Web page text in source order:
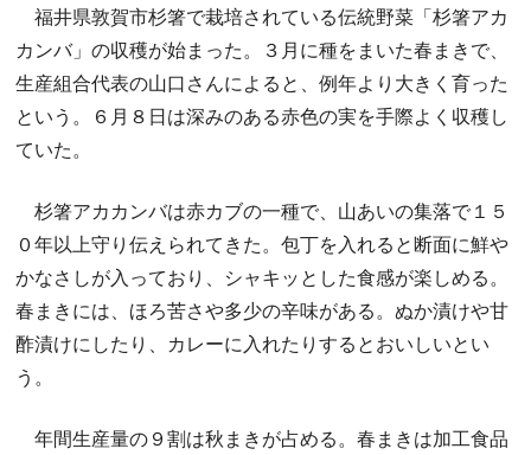
福井県敦賀市杉箸で栽培されている伝統野菜「杉箸アカ
カンバ」の収穫が始まった。３月に種をまいた春まきで、
生産組合代表の山口さんによると、例年より大きく育った
という。６月８日は深みのある赤色の実を手際よく収穫し
ていた。
杉箸アカカンバは赤カブの一種で、山あいの集落で１５
０年以上守り伝えられてきた。包丁を入れると断面に鮮や
かなさしが入っており、シャキッとした食感が楽しめる。
春まきには、ほろ苦さや多少の辛味がある。ぬか漬けや甘
酢漬けにしたり、カレーに入れたりするとおいしいとい
う。
年間生産量の９割は秋まきが占める。春まきは加工食品